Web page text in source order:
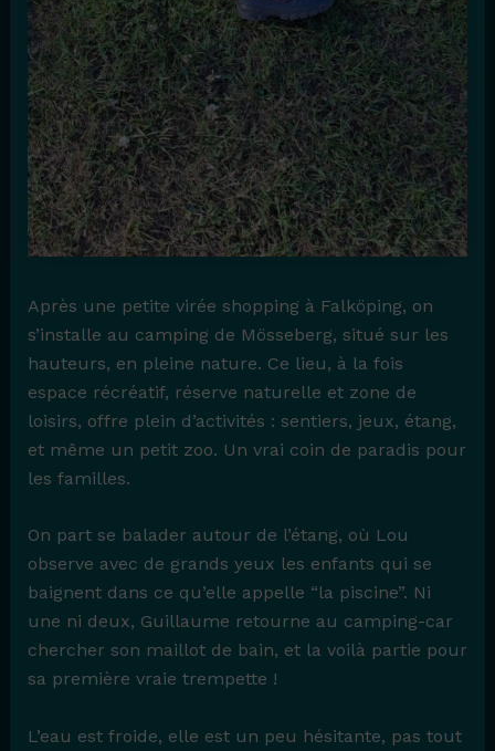
Après une petite virée shopping à Falköping, on
s’installe au camping de Mösseberg, situé sur les
hauteurs, en pleine nature. Ce lieu, à la fois
espace récréatif, réserve naturelle et zone de
loisirs, offre plein d’activités : sentiers, jeux, étang,
et même un petit zoo. Un vrai coin de paradis pour
les familles.
On part se balader autour de l’étang, où Lou
observe avec de grands yeux les enfants qui se
baignent dans ce qu’elle appelle “la piscine”. Ni
une ni deux, Guillaume retourne au camping-car
chercher son maillot de bain, et la voilà partie pour
sa première vraie trempette !
L’eau est froide, elle est un peu hésitante, pas tout